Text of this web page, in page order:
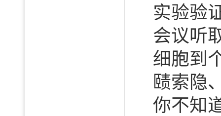
实验验
会议听
细胞到
赜索隐
你不知